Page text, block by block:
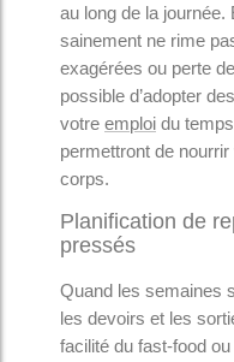
au long de la journée.
sainement ne rime
exagérées ou perte
possible d’adopter
votre emploi du
permettront de nourrir
corps.
Planification de
pressés
Quand les semaines
les devoirs et les
facilité du fast-food